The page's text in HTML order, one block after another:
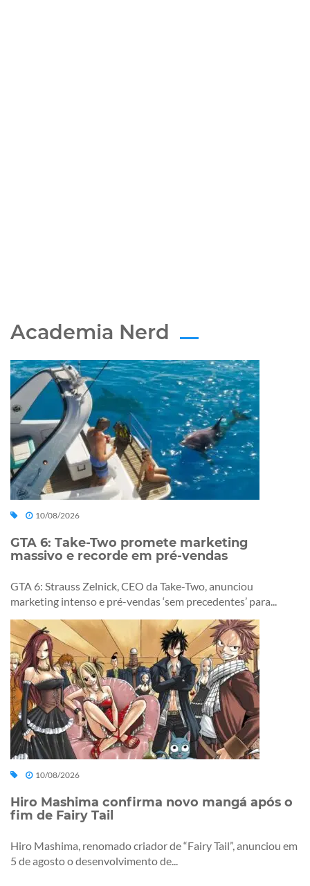
Academia Nerd
10/08/2026
GTA 6: Take-Two promete marketing
massivo e recorde em pré-vendas
GTA 6: Strauss Zelnick, CEO da Take-Two, anunciou
marketing intenso e pré-vendas ‘sem precedentes’ para...
10/08/2026
Hiro Mashima confirma novo mangá após o
fim de Fairy Tail
Hiro Mashima, renomado criador de “Fairy Tail”, anunciou em
5 de agosto o desenvolvimento de...